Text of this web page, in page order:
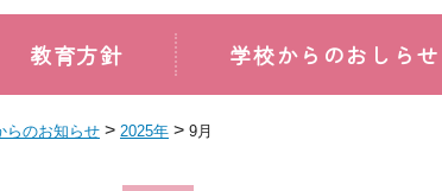
教育方針 学校からのおしらせ
らのお知らせ > 2025年 > 9月